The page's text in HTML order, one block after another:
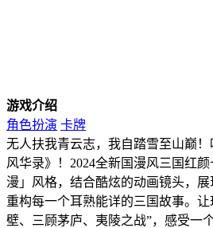
游戏介绍
角色扮演 卡牌
无人扶我青云志，我自踏雪至山巅
风华录》！2024全新国漫风三国红
漫」风格，结合酷炫的动画镜头，展
重构每一个耳熟能详的三国故事。
壁、三顾茅庐、夷陵之战”，感受一